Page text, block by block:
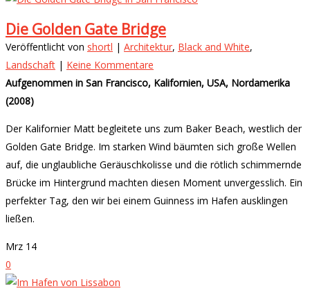
Die Golden Gate Bridge
Veröffentlicht von shortl | Architektur, Black and White,
Landschaft | Keine Kommentare
Aufgenommen in San Francisco, Kalifornien, USA, Nordamerika
(2008)
Der Kalifornier Matt begleitete uns zum Baker Beach, westlich der
Golden Gate Bridge. Im starken Wind bäumten sich große Wellen
auf, die unglaubliche Geräuschkolisse und die rötlich schimmernde
Brücke im Hintergrund machten diesen Moment unvergesslich. Ein
perfekter Tag, den wir bei einem Guinness im Hafen ausklingen
ließen.
Mrz 14
0